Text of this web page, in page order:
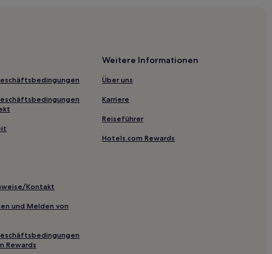
Temple Salem
Kontakt
und Melden von
Rewards
Weitere Informationen
Über uns
Karriere
Reiseführer
Hotels.com Rewards